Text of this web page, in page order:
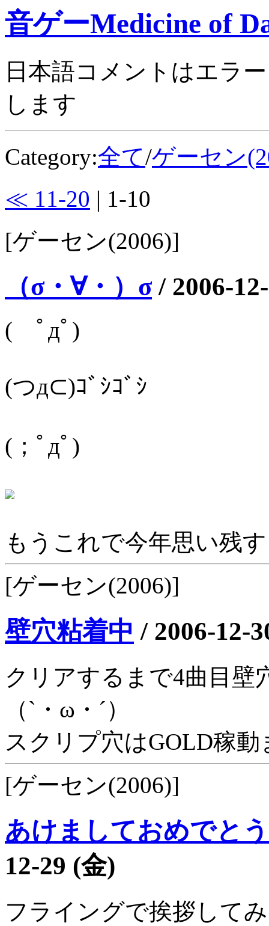
音ゲーMedicine of
日本語コメントはエラ
します
Category:全て/ゲーセン
≪ 11-20 | 1-10
[ゲーセン(2006)]
（σ・∀・）σ/ 2006-
( ﾟдﾟ)
(つд⊂)ｺﾞｼｺﾞｼ
(；ﾟдﾟ)
もうこれで今年思い残
[ゲーセン(2006)]
壁穴粘着中 / 2006-12-
クリアするまで4曲目壁
（`・ω・´）
スクリプ穴はGOLD稼
[ゲーセン(2006)]
あけましておめでと
12-29 (金)
フライングで挨拶して